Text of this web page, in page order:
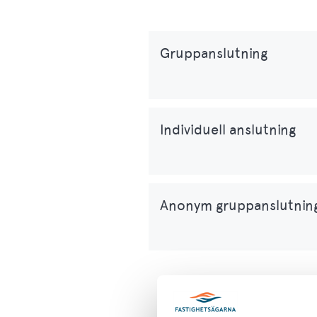
Gruppanslutning
Individuell anslutning
Anonym